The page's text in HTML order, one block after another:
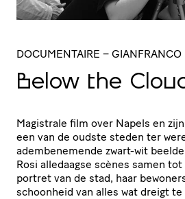
DOCUMENTAIRE – GIANFRANCO
Below the
Magistrale film over Napels en
een van de oudste steden ter
adembenemende zwart-wit
Rosi alledaagse scènes samen
portret van de stad, haar
schoonheid van alles wat dreigt te